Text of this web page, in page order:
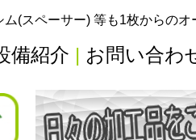
ム(スペーサー) 等も1枚からの
備紹介 | お問い合わ